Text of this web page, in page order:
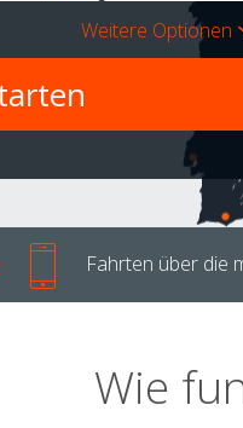
Weitere Optionen
Fahrten über die
Wie